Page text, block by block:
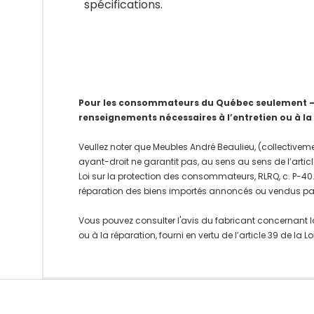
spécifications.
Pour les consommateurs du Québec
renseignements nécessaires à l’entretien ou à
Veullez noter que Meubles André Beaulieu,
ayant-droit ne garantit pas, au sens au sens de
Loi sur la protection des consommateurs, RLRQ, c. P-
réparation des biens importés annoncés ou vendus
Vous pouvez consulter l'avis du fabricant concernant
ou à la réparation, fourni en vertu de l’article 39 de la